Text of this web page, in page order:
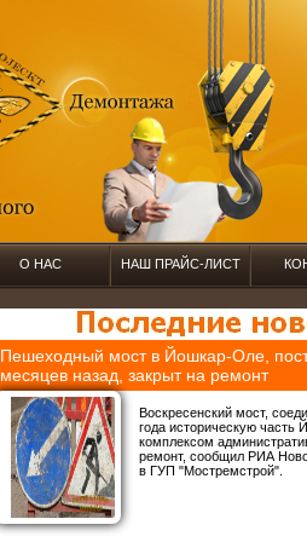
О НАС НАШ ПРАЙС-ЛИСТ
Пешеходный мост в Йошкар-Оле,
месяцев назад, закрыт на ремонт
Воскресенский мост,
года историческую часть
комплексом
ремонт, сообщил РИА
в ГУП "Мостремстрой".